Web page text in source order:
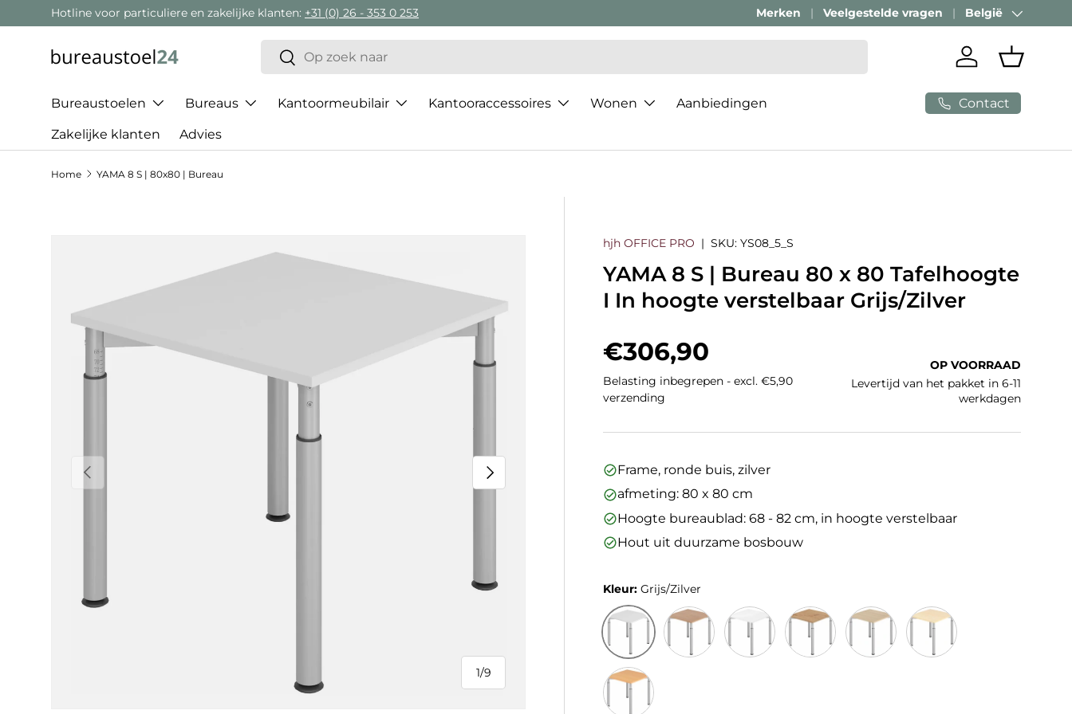
Ga naar inhoud
Hotline voor particuliere en zakelijke klanten: +31 (0) 26 - 353 0 253 Merken Veelgestelde vragen Land/Regio
België
Zoeken
Zoeken
InloggenMandje
Bureaustoelen Bureaus Kantoormeubilair Kantooraccessoires Wonen Aanbiedingen
Zakelijke klanten Advies
Contact
Home YAMA 8 S | 80x80 | Bureau
Ga direct naar productinformatie
Vorige
1/
van
9
Volgende
hjh OFFICE PRO |SKU: YS08_5_S
YAMA 8 S | Bureau 80 x 80 Tafelhoogte
I In hoogte verstelbaar Grijs/Zilver
Reguliere prijs
€306,90
Belasting inbegrepen - excl. €5,90
verzending
OP VOORRAAD
Levertijd van het pakket in 6-11
werkdagen
Frame, ronde buis, zilver
afmeting: 80 x 80 cm
Hoogte bureaublad: 68 - 82 cm, in hoogte verstelbaar
Hout uit duurzame bosbouw
Kleur:Grijs/Zilver
Grijs/Zilver